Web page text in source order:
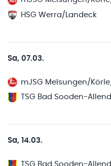
HSG Werra/Landeck
Sa, 07.03.
mJSG Melsungen/
TSG Bad Sooden-
Sa, 14.03.
TSG Bad Sooden-